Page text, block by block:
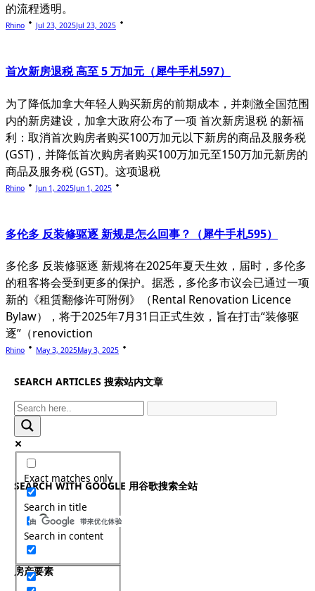
的流程透明。
Rhino Jul 23, 2025Jul 23, 2025
首次新房退税 高至 5 万加元（犀牛手札597）
为了降低加拿大年轻人购买新房的前期成本，并刺激全国范围
内的新房建设，加拿大政府公布了一项 首次新房退税 的新福
利：取消首次购房者购买100万加元以下新房的商品及服务税
(GST)，并降低首次购房者购买100万加元至150万加元新房的
商品及服务税 (GST)。这项退税
Rhino Jun 1, 2025Jun 1, 2025
多伦多 反装修驱逐 新规是怎么回事？（犀牛手札595）
多伦多 反装修驱逐 新规将在2025年夏天生效，届时，多伦多
的租客将会受到更多的保护。据悉，多伦多市议会已通过一项
新的《租赁翻修许可附例》（Rental Renovation Licence
Bylaw），将于2025年7月31日正式生效，旨在打击“装修驱
逐”（renoviction
Rhino May 3, 2025May 3, 2025
SEARCH ARTICLES 搜索站内文章
Exact matches only
Search in title
Search in content
SEARCH WITH GOOGLE 用谷歌搜索全站
房产要素